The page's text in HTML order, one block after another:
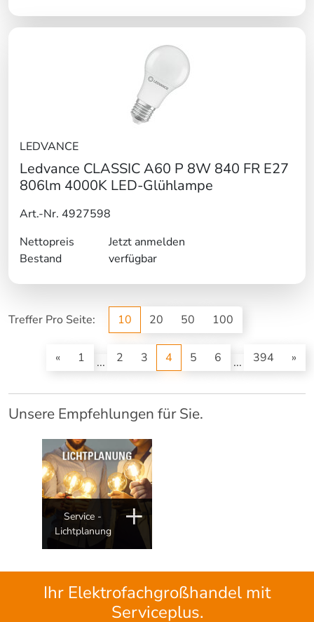
LEDVANCE
Ledvance CLASSIC A60 P 8W 840 FR E27
806lm 4000K LED-Glühlampe
Art.-Nr. 4927598
Nettopreis
Jetzt anmelden
Bestand
verfügbar
Treffer Pro Seite: 10 20 50 100
« 1 ... 2 3 4 (current)
5 6 ... 394 »
Unsere Empfehlungen für Sie.
Service -
Lichtplanung
Ihr Elektrofachgroßhandel mit
Serviceplus.